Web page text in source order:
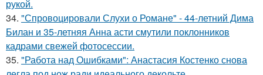
рукой.
34. "Спровоцировали Слухи о Романе" - 44-летний Дима
Билан и 35-летняя Анна асти смутили поклонников
кадрами свежей фотосессии.
35. "Работа над Ошибками": Анастасия Костенко снова